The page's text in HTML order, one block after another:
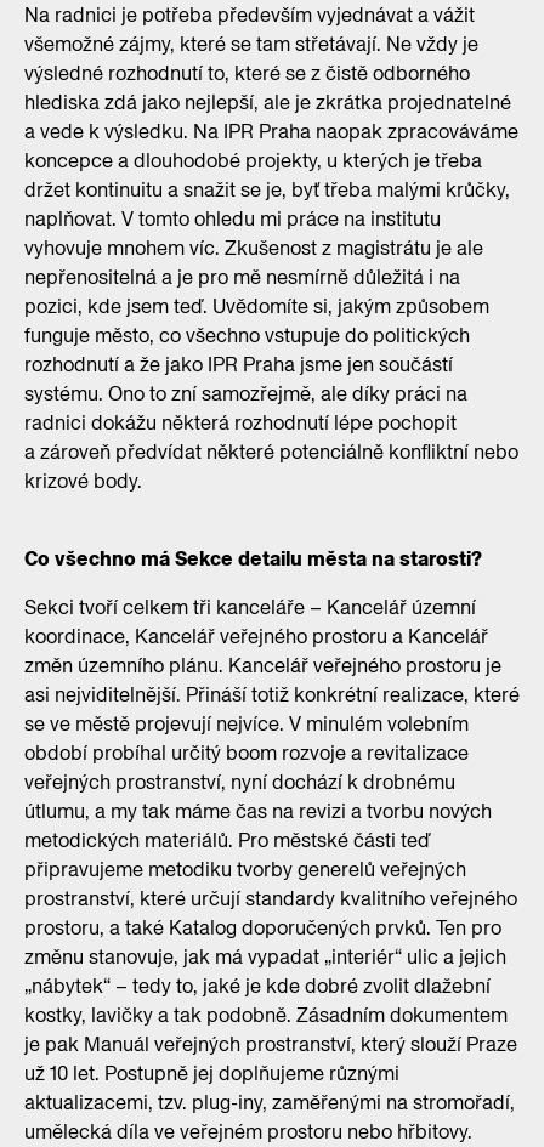
Na radnici je potřeba především vyjednávat a vážit
všemožné zájmy, které se tam střetávají. Ne vždy je
výsledné rozhodnutí to, které se z čistě odborného
hlediska zdá jako nejlepší, ale je zkrátka projednatelné
a vede k výsledku. Na IPR Praha naopak zpracováváme
koncepce a dlouhodobé projekty, u kterých je třeba
držet kontinuitu a snažit se je, byť třeba malými krůčky,
naplňovat. V tomto ohledu mi práce na institutu
vyhovuje mnohem víc. Zkušenost z magistrátu je ale
nepřenositelná a je pro mě nesmírně důležitá i na
pozici, kde jsem teď. Uvědomíte si, jakým způsobem
funguje město, co všechno vstupuje do politických
rozhodnutí a že jako IPR Praha jsme jen součástí
systému. Ono to zní samozřejmě, ale díky práci na
radnici dokážu některá rozhodnutí lépe pochopit
a zároveň předvídat některé potenciálně konfliktní nebo
krizové body.
Co všechno má Sekce detailu města na starosti?
Sekci tvoří celkem tři kanceláře – Kancelář územní
koordinace, Kancelář veřejného prostoru a Kancelář
změn územního plánu. Kancelář veřejného prostoru je
asi nejviditelnější. Přináší totiž konkrétní realizace, které
se ve městě projevují nejvíce. V minulém volebním
období probíhal určitý boom rozvoje a revitalizace
veřejných prostranství, nyní dochází k drobnému
útlumu, a my tak máme čas na revizi a tvorbu nových
metodických materiálů. Pro městské části teď
připravujeme metodiku tvorby generelů veřejných
prostranství, které určují standardy kvalitního veřejného
prostoru, a také Katalog doporučených prvků. Ten pro
změnu stanovuje, jak má vypadat „interiér“ ulic a jejich
„nábytek“ – tedy to, jaké je kde dobré zvolit dlažební
kostky, lavičky a tak podobně. Zásadním dokumentem
je pak Manuál veřejných prostranství, který slouží Praze
už 10 let. Postupně jej doplňujeme různými
aktualizacemi, tzv. plug-iny, zaměřenými na stromořadí,
umělecká díla ve veřejném prostoru nebo hřbitovy.